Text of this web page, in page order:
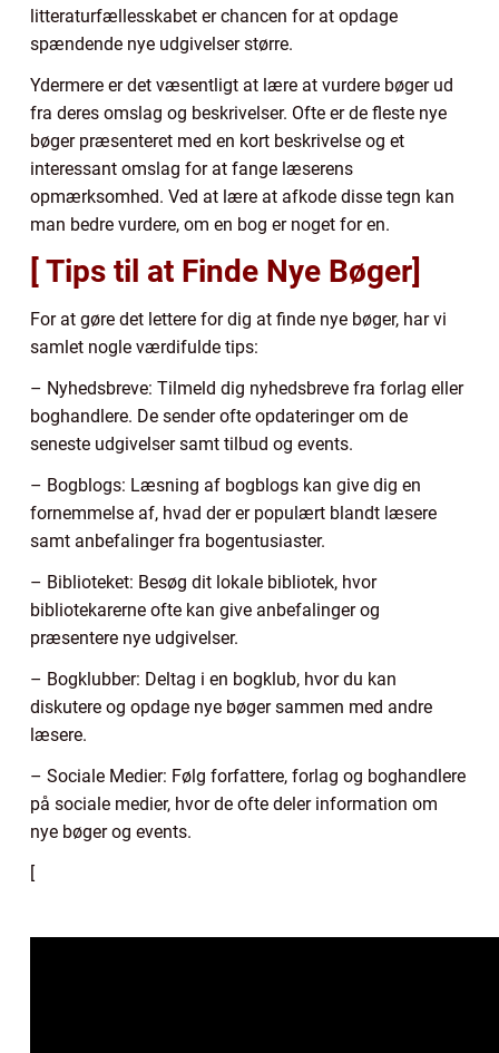
litteraturfællesskabet er chancen for at opdage
spændende nye udgivelser større.
Ydermere er det væsentligt at lære at vurdere bøger ud
fra deres omslag og beskrivelser. Ofte er de fleste nye
bøger præsenteret med en kort beskrivelse og et
interessant omslag for at fange læserens
opmærksomhed. Ved at lære at afkode disse tegn kan
man bedre vurdere, om en bog er noget for en.
[ Tips til at Finde Nye Bøger]
For at gøre det lettere for dig at finde nye bøger, har vi
samlet nogle værdifulde tips:
– Nyhedsbreve: Tilmeld dig nyhedsbreve fra forlag eller
boghandlere. De sender ofte opdateringer om de
seneste udgivelser samt tilbud og events.
– Bogblogs: Læsning af bogblogs kan give dig en
fornemmelse af, hvad der er populært blandt læsere
samt anbefalinger fra bogentusiaster.
– Biblioteket: Besøg dit lokale bibliotek, hvor
bibliotekarerne ofte kan give anbefalinger og
præsentere nye udgivelser.
– Bogklubber: Deltag i en bogklub, hvor du kan
diskutere og opdage nye bøger sammen med andre
læsere.
– Sociale Medier: Følg forfattere, forlag og boghandlere
på sociale medier, hvor de ofte deler information om
nye bøger og events.
[